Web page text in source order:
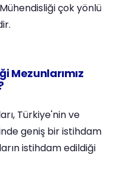
çok yönlü
Mezunlarımız
Türkiye'nin ve
geniş bir istihdam
istihdam edildiği